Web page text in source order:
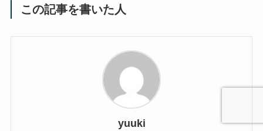
この記事を書いた人
yuuki